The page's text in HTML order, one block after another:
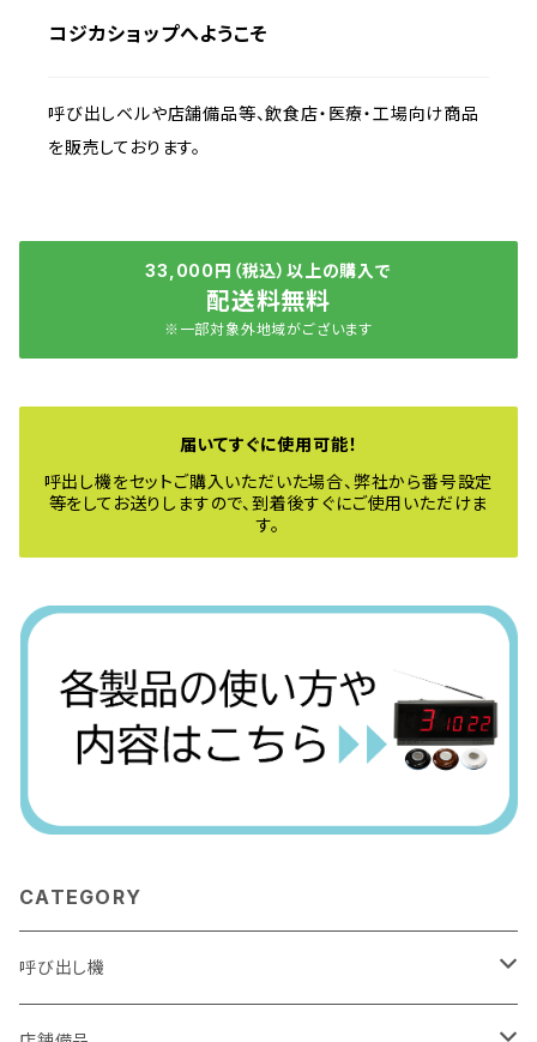
コジカショップへようこそ
呼び出しベルや店舗備品等、飲食店・医療・工場向け商品
を販売しております。
33,000円（税込）以上の購入で
配送料無料
※一部対象外地域がございます
届いてすぐに使用可能！
呼出し機をセットご購入いただいた場合、弊社から番号設定
等をしてお送りしますので、到着後すぐにご使用いただけま
す。
CATEGORY
呼び出し機